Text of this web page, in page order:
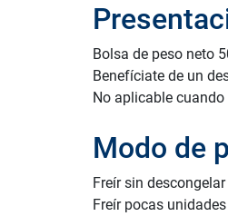
Bolsa de peso neto
Benefíciate de un
No aplicable
Modo de
Freír sin
Freír pocas